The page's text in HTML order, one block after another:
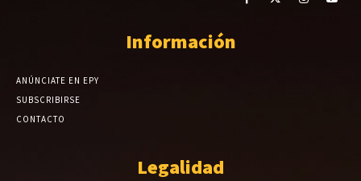
Información
ANÚNCIATE EN EPY
SUBSCRIBIRSE
CONTACTO
Legalidad